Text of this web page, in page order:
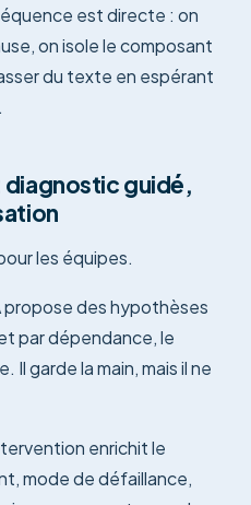
est directe : on
on isole le composant
du texte en espérant
diagnostic guidé,
les équipes.
propose des hypothèses
par dépendance, le
Il garde la main, mais il ne
enrichit le
mode de défaillance,